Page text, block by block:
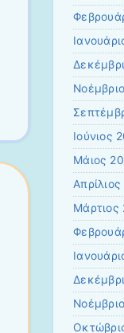
Ιούνιος
Μάιος
Μάρτιος